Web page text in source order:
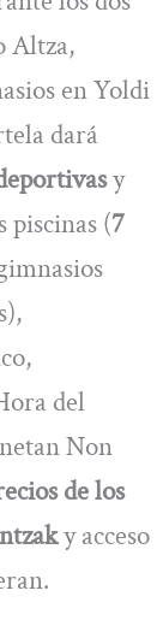
Altza,
en Yoldi
dará
y
(7
del
Non
de los
y acceso